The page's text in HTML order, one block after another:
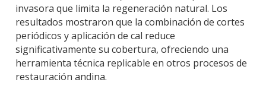
invasora que limita la regeneración natural. Los
resultados mostraron que la combinación de cortes
periódicos y aplicación de cal reduce
significativamente su cobertura, ofreciendo una
herramienta técnica replicable en otros procesos de
restauración andina.